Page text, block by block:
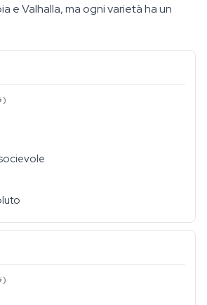
e Valhalla, ma ogni varietà ha un